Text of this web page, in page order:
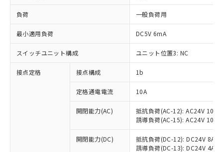
負荷 一般負荷用
最小適用負荷 DC5V 6mA
スイッチユニット構成 ユニット位置3: NC
接点定格 接点構成 1b
定格通電電流 10A
開閉能力(AC)
抵抗負荷(AC-12): AC24V 10A/
誘導負荷(AC-15): AC24V
開閉能力(DC)
抵抗負荷(DC-12): DC24V 8A/
誘導負荷(DC-13): DC24V 4A/
ご利用条件
対応済み：EU RoHS指令（10物質）の
非含有に対応した製品が提供可能な商品で
対応予定：EU RoHS指令（10物質）の非含
有に対応した製品に切り替える予定のある